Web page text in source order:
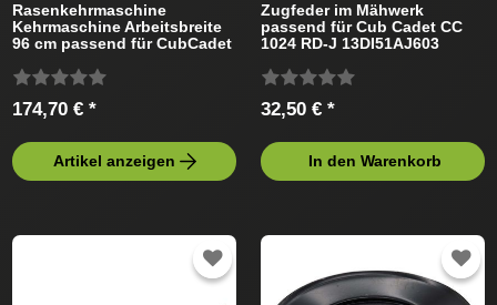
Rasenkehrmaschine
Kehrmaschine Arbeitsbreite
96 cm passend für CubCadet
174,70 € *
Artikel anzeigen
Zugfeder im Mähwerk
passend für Cub Cadet CC
1024 RD-J 13DI51AJ603
32,50 € *
In den Warenkorb